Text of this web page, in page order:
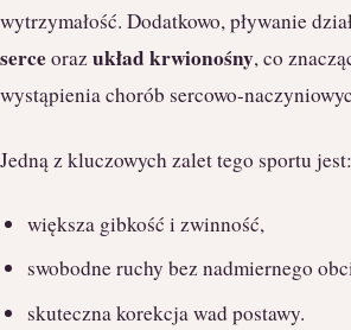
wytrzymałość. Dodatkowo, pływanie
serceorazukład krwionośny, co
wystąpienia chorób sercowo-
Jedną z kluczowych zalet tego sportu jest:
większa gibkość i zwinność,
swobodne ruchy bez nadmiernego
skuteczna korekcja wad postawy.